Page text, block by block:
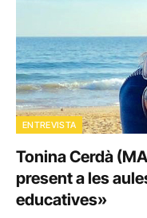
ENTREVISTA
Tonina Cerdà
present a les
educatives»